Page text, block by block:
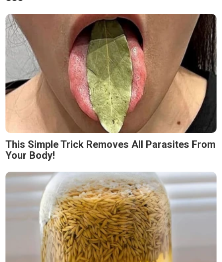
This Simple Trick Removes All Parasites From
Your Body!